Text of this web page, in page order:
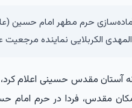
حرم مطهر امام حسین (علیه
الکربلایی نماینده مرجعیت
آستان مقدس حسینی اعلام
مقدس، فردا در حرم امام